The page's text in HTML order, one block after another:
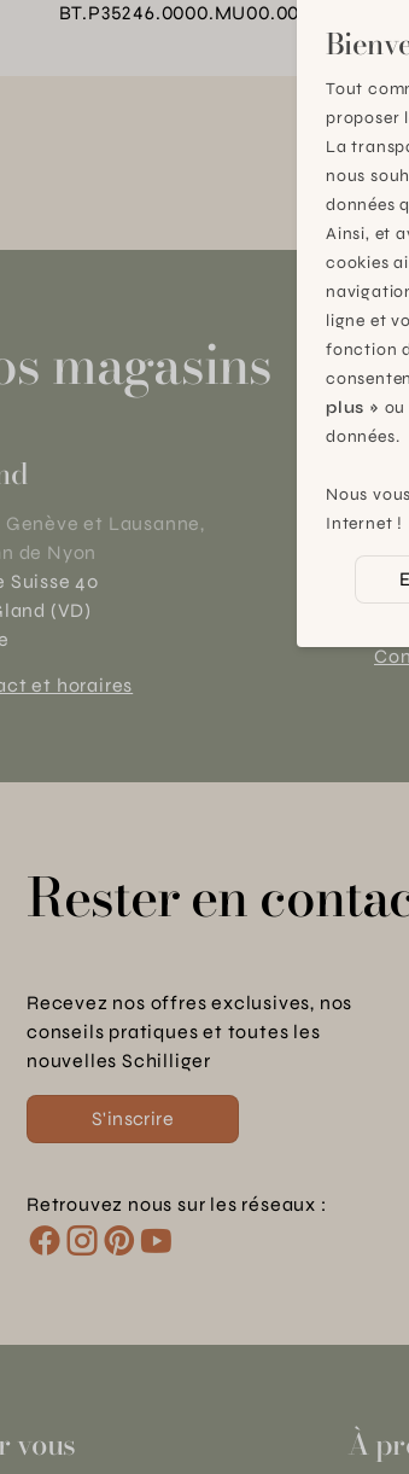
BT.P35246.0000.MU00.0000
magasins
Genève et Lausanne,
de Nyon
Suisse 40
(VD)
et horaires
À
Rester en
Recevez nos offres exclusives, nos
conseils pratiques et toutes les
nouvelles Schilliger
S'inscrire
Retrouvez nous sur les réseaux :
vous À
Tout
proposer
La
nous
données
Ainsi, et
cookies
ligne et
fonction
plus »
données.
Nous
Internet !